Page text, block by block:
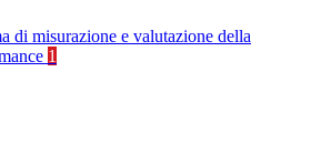
di misurazione e valutazione della
1